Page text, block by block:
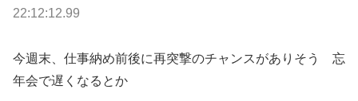
22:12:12.99
今週末、仕事納め前後に再突撃のチャンスがありそう 忘
年会で遅くなるとか